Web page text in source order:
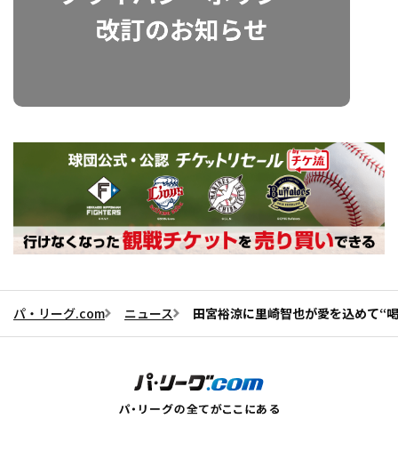
パ・リーグ.com ニュース 田宮裕涼に里崎智也が愛を込めて“